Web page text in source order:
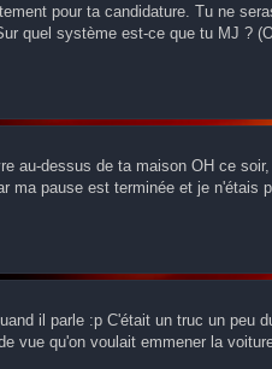
pour ta candidature. Tu ne
quel système est-ce que tu MJ ?
au-dessus de ta maison OH ce
ma pause est terminée et je n'étais
il parle :p C'était un truc un peu
vue qu'on voulait emmener la